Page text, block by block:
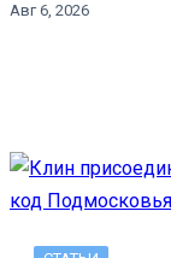
Авг 6, 2026